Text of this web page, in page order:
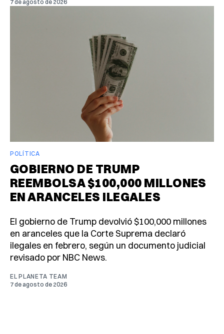
7 de agosto de 2026
POLÍTICA
GOBIERNO DE TRUMP
REEMBOLSA $100,000 MILLONES
EN ARANCELES ILEGALES
El gobierno de Trump devolvió $100,000 millones
en aranceles que la Corte Suprema declaró
ilegales en febrero, según un documento judicial
revisado por NBC News.
EL PLANETA TEAM
7 de agosto de 2026